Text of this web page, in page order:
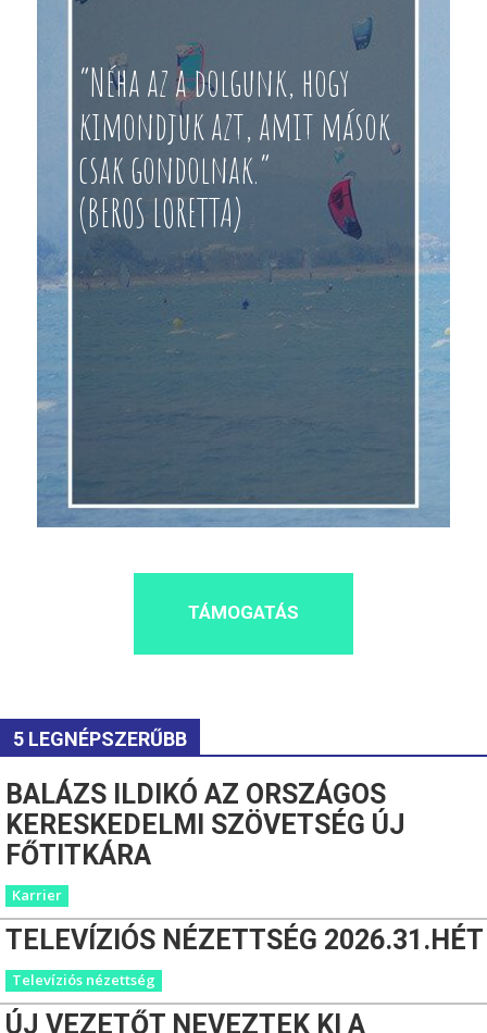
“Néha az a dolgunk, hogy
kimondjuk azt, amit mások
csak gondolnak.”
(BEROS LORETTA)
TÁMOGATÁS
5 LEGNÉPSZERŰBB
BALÁZS ILDIKÓ AZ ORSZÁGOS
KERESKEDELMI SZÖVETSÉG ÚJ
FŐTITKÁRA
Karrier
TELEVÍZIÓS NÉZETTSÉG 2026.31.HÉT
Televíziós nézettség
ÚJ VEZETŐT NEVEZTEK KI A